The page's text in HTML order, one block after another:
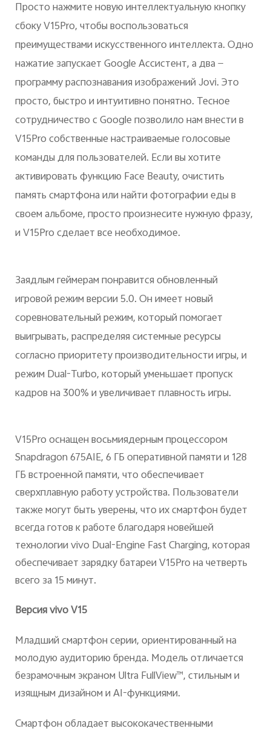
Просто нажмите новую интеллектуальную кнопку
сбоку V15Pro, чтобы воспользоваться
преимуществами искусственного интеллекта. Одно
нажатие запускает Google Ассистент, а два —
программу распознавания изображений Jovi. Это
просто, быстро и интуитивно понятно. Тесное
сотрудничество с Google позволило нам внести в
V15Pro собственные настраиваемые голосовые
команды для пользователей. Если вы хотите
активировать функцию Face Beauty, очистить
память смартфона или найти фотографии еды в
своем альбоме, просто произнесите нужную фразу,
и V15Pro сделает все необходимое.
Заядлым геймерам понравится обновленный
игровой режим версии 5.0. Он имеет новый
соревновательный режим, который помогает
выигрывать, распределяя системные ресурсы
согласно приоритету производительности игры, и
режим Dual-Turbo, который уменьшает пропуск
кадров на 300% и увеличивает плавность игры.
V15Pro оснащен восьмиядерным процессором
Snapdragon 675AIE, 6 ГБ оперативной памяти и 128
ГБ встроенной памяти, что обеспечивает
сверхплавную работу устройства. Пользователи
также могут быть уверены, что их смартфон будет
всегда готов к работе благодаря новейшей
технологии vivo Dual-Engine Fast Charging, которая
обеспечивает зарядку батареи V15Pro на четверть
всего за 15 минут.
ВерсияvivoV15
Младший смартфон серии, ориентированный на
молодую аудиторию бренда. Модель отличается
безрамочным экраном Ultra FullView™, стильным и
изящным дизайном и AI-функциями.
Смартфон обладает высококачественными